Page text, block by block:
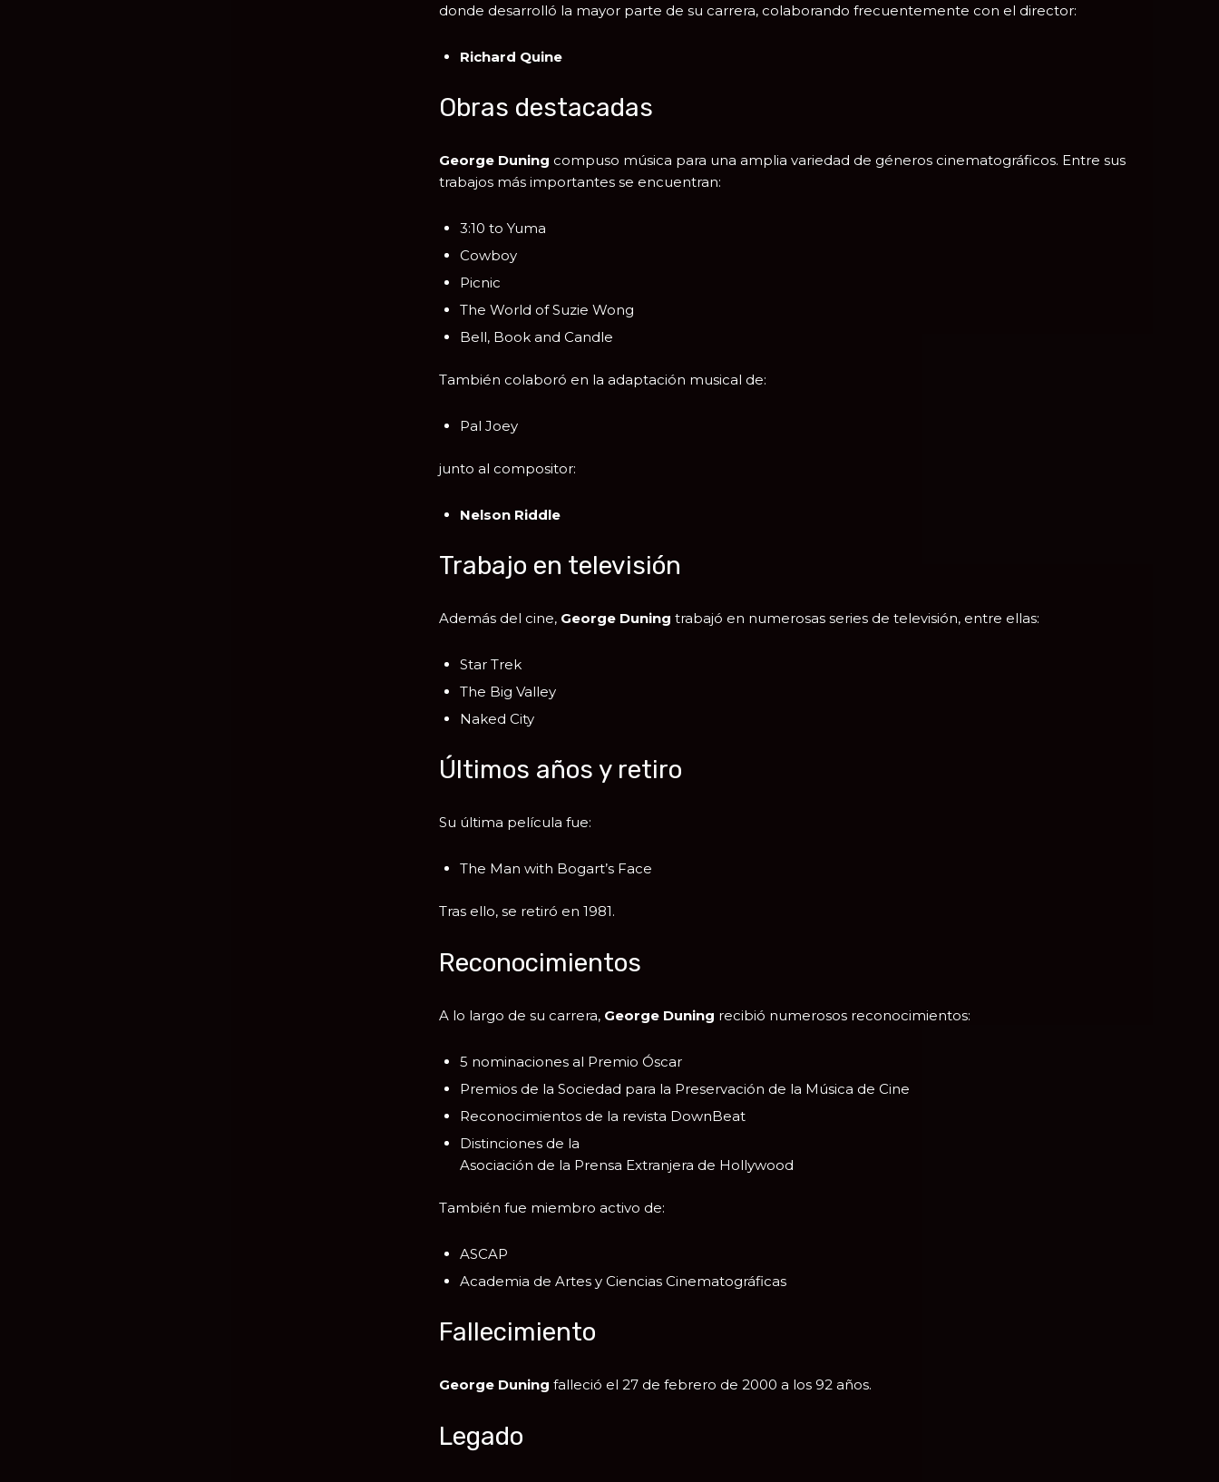
donde desarrolló la mayor parte de su carrera, colaborando frecuentemente con el director:
Richard Quine
Obras destacadas
George Duning compuso música para una amplia variedad de géneros cinematográficos. Entre sus
trabajos más importantes se encuentran:
3:10 to Yuma
Cowboy
Picnic
The World of Suzie Wong
Bell, Book and Candle
También colaboró en la adaptación musical de:
Pal Joey
junto al compositor:
Nelson Riddle
Trabajo en televisión
Además del cine, George Duning trabajó en numerosas series de televisión, entre ellas:
Star Trek
The Big Valley
Naked City
Últimos años y retiro
Su última película fue:
The Man with Bogart’s Face
Tras ello, se retiró en 1981.
Reconocimientos
A lo largo de su carrera, George Duning recibió numerosos reconocimientos:
5 nominaciones al Premio Óscar
Premios de la Sociedad para la Preservación de la Música de Cine
Reconocimientos de la revista DownBeat
Distinciones de la
Asociación de la Prensa Extranjera de Hollywood
También fue miembro activo de:
ASCAP
Academia de Artes y Ciencias Cinematográficas
Fallecimiento
George Duning falleció el 27 de febrero de 2000 a los 92 años.
Legado